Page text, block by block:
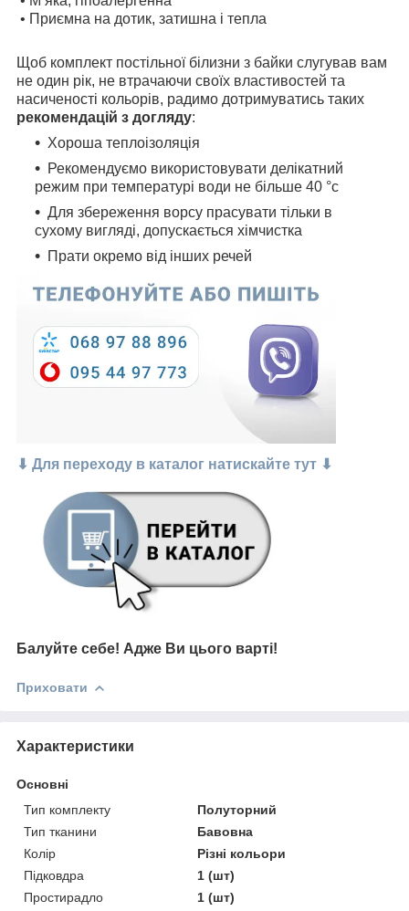
• Приємна на дотик, затишна і тепла
Щоб комплект постільної білизни з байки слугував вам
не один рік, не втрачаючи своїх властивостей та
насиченості кольорів, радимо дотримуватись таких
рекомендацій з догляду:
Хороша теплоізоляція
Рекомендуємо використовувати делікатний
режим при температурі води не більше 40 °с
Для збереження ворсу прасувати тільки в
сухому вигляді, допускається хімчистка
Прати окремо від інших речей
⬇ Для переходу в каталог натискайте тут ⬇
Балуйте себе! Адже Ви цього варті!
Приховати
Характеристики
Основні
Тип комплекту
Полуторний
Тип тканини
Бавовна
Колір
Різні кольори
Підковдра
1 (шт)
Простирадло
1 (шт)